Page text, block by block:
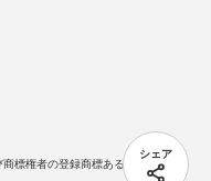
シェア
標権者の登録商標あるいは商標で